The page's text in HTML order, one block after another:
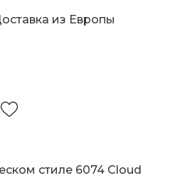
из Европы
стиле 6074 Cloud